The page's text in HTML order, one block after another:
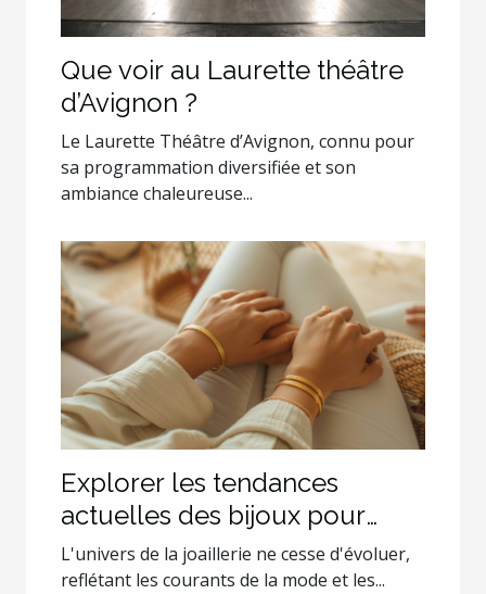
Que voir au Laurette théâtre
d’Avignon ?
Le Laurette Théâtre d’Avignon, connu pour
sa programmation diversifiée et son
ambiance chaleureuse...
Explorer les tendances
actuelles des bijoux pour
couples
L'univers de la joaillerie ne cesse d'évoluer,
reflétant les courants de la mode et les...